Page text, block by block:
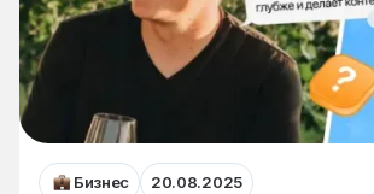
Бизнес 20.08.2025